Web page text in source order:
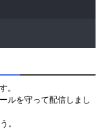
。
ルを守って配信しまし
。